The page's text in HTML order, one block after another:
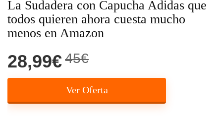
La Sudadera con Capucha Adidas que
todos quieren ahora cuesta mucho
menos en Amazon
28,99€45€
Ver Oferta